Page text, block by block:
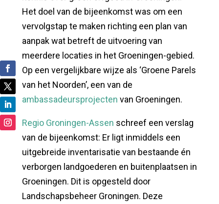
Het doel van de bijeenkomst was om een
vervolgstap te maken richting een plan van
aanpak wat betreft de uitvoering van
meerdere locaties in het Groeningen-gebied.
Op een vergelijkbare wijze als ‘Groene Parels
van het Noorden’, een van de
ambassadeursprojecten van Groeningen.
Regio Groningen-Assen schreef een verslag
van de bijeenkomst: Er ligt inmiddels een
uitgebreide inventarisatie van bestaande én
verborgen landgoederen en buitenplaatsen in
Groeningen. Dit is opgesteld door
Landschapsbeheer Groningen. Deze